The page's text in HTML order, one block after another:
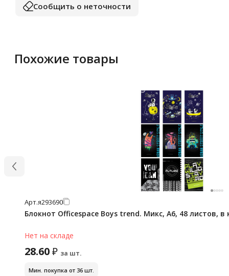
Сообщить о неточности
Похожие товары
Арт.я293690
Блокнот Officespace Boys trend. Микс, А6, 48 листов, в
Нет на складе
28.60₽ за шт.
Мин. покупка от 36 шт.